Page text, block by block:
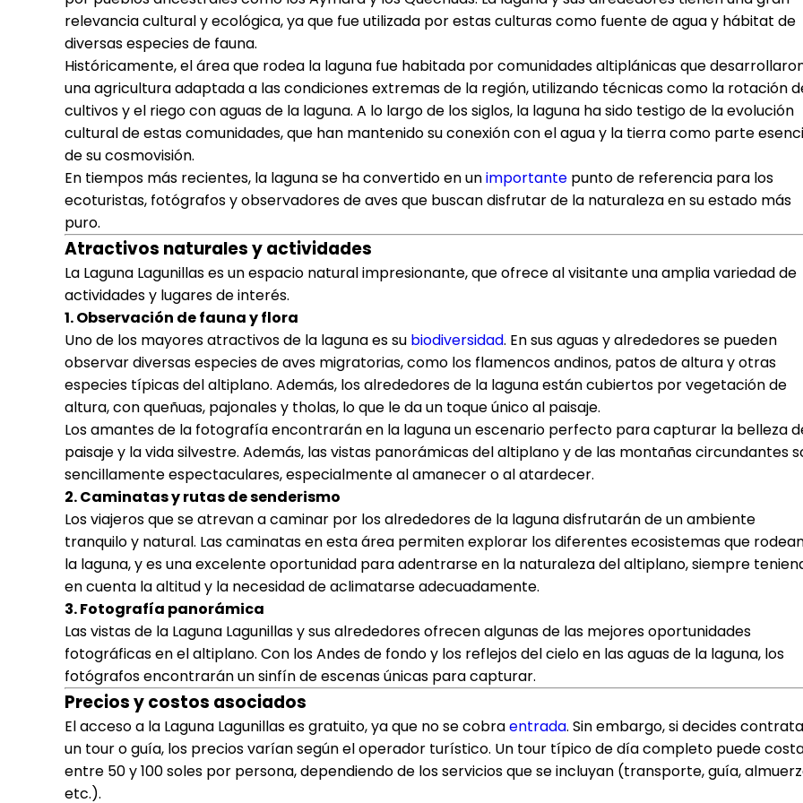
relevancia cultural y ecológica, ya que fue utilizada por estas culturas como fuente de agua y hábitat de
diversas especies de fauna.
Históricamente, el área que rodea la laguna fue habitada por comunidades altiplánicas que
una agricultura adaptada a las condiciones extremas de la región, utilizando técnicas como la rotación
cultivos y el riego con aguas de la laguna. A lo largo de los siglos, la laguna ha sido testigo de la evolución
cultural de estas comunidades, que han mantenido su conexión con el agua y la tierra como parte
de su cosmovisión.
En tiempos más recientes, la laguna se ha convertido en unimportante punto de referencia para los
ecoturistas, fotógrafos y observadores de aves que buscan disfrutar de la naturaleza en su estado más
puro.
Atractivos naturales y actividades
La Laguna Lagunillas es un espacio natural impresionante, que ofrece al visitante una amplia variedad de
actividades y lugares de interés.
1. Observación de fauna y flora
Uno de los mayores atractivos de la laguna es su biodiversidad. En sus aguas y alrededores se pueden
observar diversas especies de aves migratorias, como los flamencos andinos, patos de altura y otras
especies típicas del altiplano. Además, los alrededores de la laguna están cubiertos por vegetación de
altura, con queñuas, pajonales y tholas, lo que le da un toque único al paisaje.
Los amantes de la fotografía encontrarán en la laguna un escenario perfecto para capturar la belleza
paisaje y la vida silvestre. Además, las vistas panorámicas del altiplano y de las montañas circundantes
sencillamente espectaculares, especialmente al amanecer o al atardecer.
2. Caminatas y rutas de senderismo
Los viajeros que se atrevan a caminar por los alrededores de la laguna disfrutarán de un ambiente
tranquilo y natural. Las caminatas en esta área permiten explorar los diferentes ecosistemas que
la laguna, y es una excelente oportunidad para adentrarse en la naturaleza del altiplano, siempre
en cuenta la altitud y la necesidad de aclimatarse adecuadamente.
3. Fotografía panorámica
Las vistas de la Laguna Lagunillas y sus alrededores ofrecen algunas de las mejores oportunidades
fotográficas en el altiplano. Con los Andes de fondo y los reflejos del cielo en las aguas de la laguna, los
fotógrafos encontrarán un sinfín de escenas únicas para capturar.
Precios y costos asociados
El acceso a la Laguna Lagunillas es gratuito, ya que no se cobraentrada. Sin embargo, si decides
un tour o guía, los precios varían según el operador turístico. Un tour típico de día completo puede
entre 50 y 100 soles por persona, dependiendo de los servicios que se incluyan (transporte, guía,
etc.).